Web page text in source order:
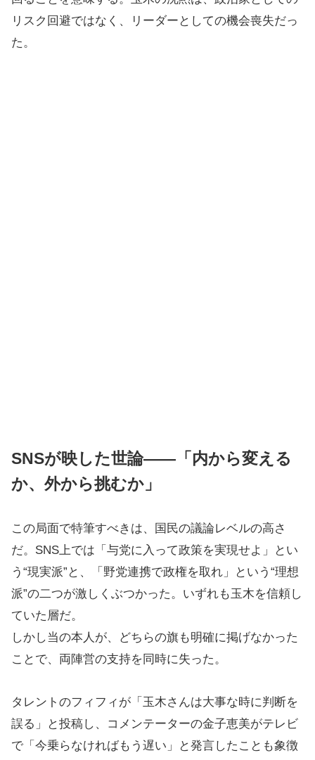
リスク回避ではなく、リーダーとしての機会喪失だっ
た。
SNSが映した世論――「内から変える
か、外から挑むか」
この局面で特筆すべきは、国民の議論レベルの高さ
だ。SNS上では「与党に入って政策を実現せよ」とい
う“現実派”と、「野党連携で政権を取れ」という“理想
派”の二つが激しくぶつかった。いずれも玉木を信頼し
ていた層だ。
しかし当の本人が、どちらの旗も明確に掲げなかった
ことで、両陣営の支持を同時に失った。
タレントのフィフィが「玉木さんは大事な時に判断を
誤る」と投稿し、コメンテーターの金子恵美がテレビ
で「今乗らなければもう遅い」と発言したことも象徴